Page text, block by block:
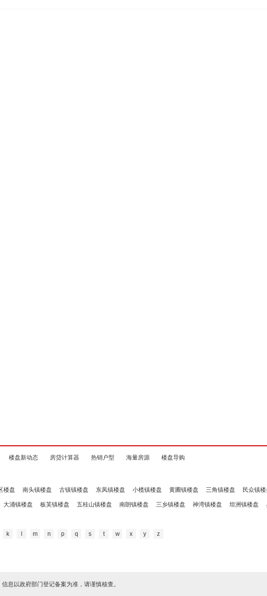
楼盘新动态 房贷计算器 热销户型 海量房源 楼盘导购
楼盘 南头镇楼盘 古镇镇楼盘 东凤镇楼盘 小榄镇楼盘 黄圃镇楼盘 三角镇楼盘 民众镇楼
大涌镇楼盘 板芙镇楼盘 五桂山镇楼盘 南朗镇楼盘 三乡镇楼盘 神湾镇楼盘 坦洲镇楼盘
k m n p q s t w x y z
息以政府部门登记备案为准，请谨慎核查。